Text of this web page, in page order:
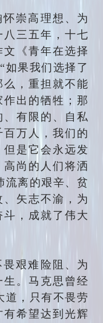
崇高理想、为
八三五年，十七
《青年在选择
如果我们选择了
，重担就不能
出的牺牲；那
有限的、自私
万人，我们的
是它会永远发
尚的人们将洒
流离的艰辛、贫
矢志不渝，为
，成就了伟大
艰难险阻、为
。马克思曾经
道，只有不畏劳
希望达到光辉